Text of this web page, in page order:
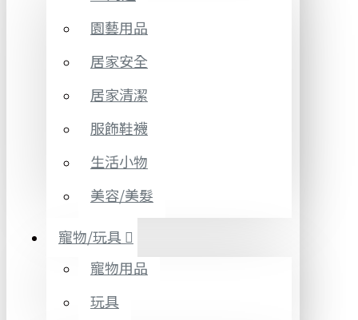
園藝用品
居家安全
居家清潔
服飾鞋襪
生活小物
美容/美髮
寵物/玩具
寵物用品
玩具